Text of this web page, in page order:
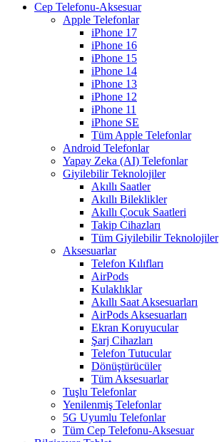
Cep Telefonu-Aksesuar
Apple Telefonlar
iPhone 17
iPhone 16
iPhone 15
iPhone 14
iPhone 13
iPhone 12
iPhone 11
iPhone SE
Tüm Apple Telefonlar
Android Telefonlar
Yapay Zeka (AI) Telefonlar
Giyilebilir Teknolojiler
Akıllı Saatler
Akıllı Bileklikler
Akıllı Çocuk Saatleri
Takip Cihazları
Tüm Giyilebilir Teknolojiler
Aksesuarlar
Telefon Kılıfları
AirPods
Kulaklıklar
Akıllı Saat Aksesuarları
AirPods Aksesuarları
Ekran Koruyucular
Şarj Cihazları
Telefon Tutucular
Dönüştürücüler
Tüm Aksesuarlar
Tuşlu Telefonlar
Yenilenmiş Telefonlar
5G Uyumlu Telefonlar
Tüm Cep Telefonu-Aksesuar